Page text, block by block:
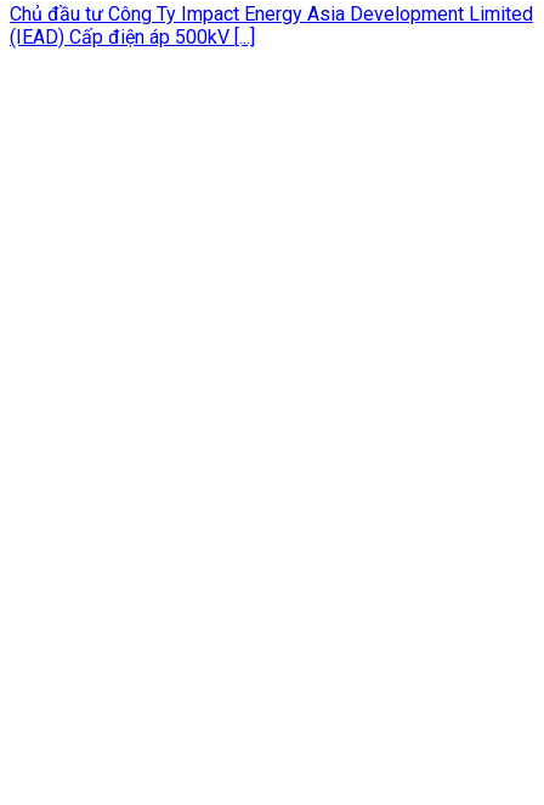
Chủ đầu tư Công Ty Impact Energy Asia Development Limited
(IEAD) Cấp điện áp 500kV [...]